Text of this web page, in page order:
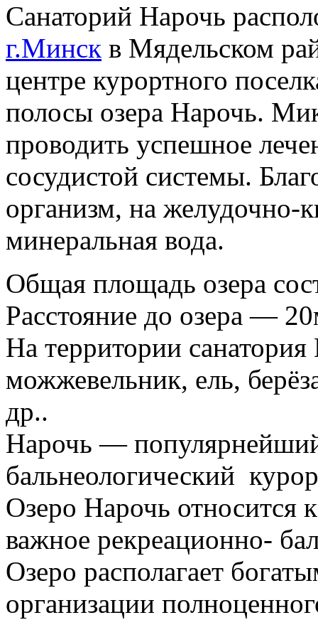
Санаторий Нарочь
г.Минск в Мядельском
центре курортного
полосы озера Нарочь.
проводить успешное
сосудистой системы.
организм, на желудочно-
минеральная вода.
Общая площадь озера
Расстояние до озера —
На территории
можжевельник, ель,
др..
Нарочь —
бальнеологический
Озеро Нарочь относится
важное рекреационно-
Озеро располагает
организации